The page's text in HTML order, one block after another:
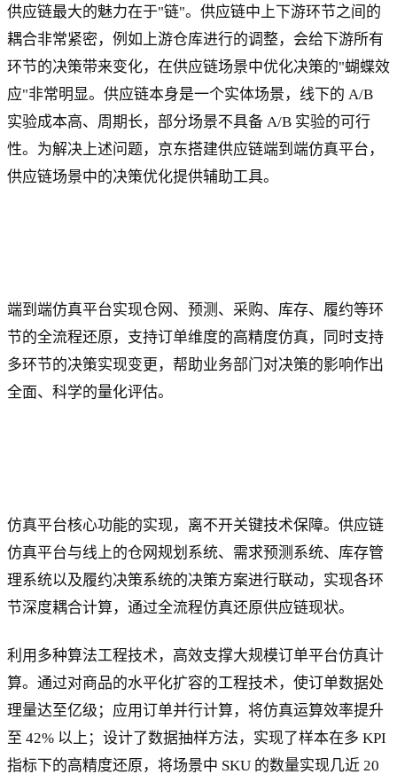
供应链最大的魅力在于"链"。供应链中上下游环节之间的
耦合非常紧密，例如上游仓库进行的调整，会给下游所有
环节的决策带来变化，在供应链场景中优化决策的"蝴蝶效
应"非常明显。供应链本身是一个实体场景，线下的 A/B
实验成本高、周期长，部分场景不具备 A/B 实验的可行
性。为解决上述问题，京东搭建供应链端到端仿真平台，
供应链场景中的决策优化提供辅助工具。
端到端仿真平台实现仓网、预测、采购、库存、履约等环
节的全流程还原，支持订单维度的高精度仿真，同时支持
多环节的决策实现变更，帮助业务部门对决策的影响作出
全面、科学的量化评估。
仿真平台核心功能的实现，离不开关键技术保障。供应链
仿真平台与线上的仓网规划系统、需求预测系统、库存管
理系统以及履约决策系统的决策方案进行联动，实现各环
节深度耦合计算，通过全流程仿真还原供应链现状。
利用多种算法工程技术，高效支撑大规模订单平台仿真计
算。通过对商品的水平化扩容的工程技术，使订单数据处
理量达至亿级；应用订单并行计算，将仿真运算效率提升
至 42% 以上；设计了数据抽样方法，实现了样本在多 KPI
指标下的高精度还原，将场景中 SKU 的数量实现几近 20